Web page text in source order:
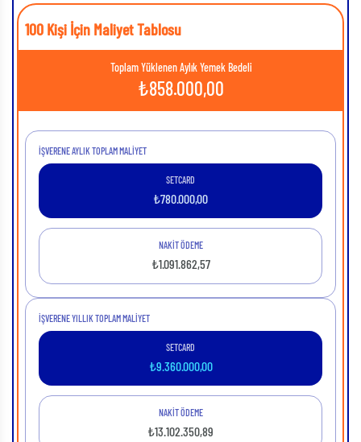
100 Kişi İçin Maliyet Tablosu
Toplam Yüklenen Aylık Yemek Bedeli
₺858.000,00
İŞVERENE AYLIK TOPLAM MALIYET
SETCARD
₺780.000,00
NAKİT ÖDEME
₺1.091.862,57
İŞVERENE YILLIK TOPLAM MALIYET
SETCARD
₺9.360.000,00
NAKİT ÖDEME
₺13.102.350,89